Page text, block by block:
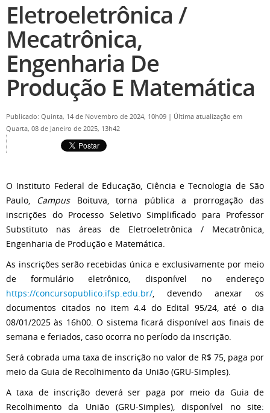
Eletroeletrônica /
Mecatrônica,
Engenharia De
Produção E Matemática
Publicado: Quinta, 14 de Novembro de 2024, 10h09 | Última atualização em
Quarta, 08 de Janeiro de 2025, 13h42
O Instituto Federal de Educação, Ciência e Tecnologia de São
Paulo, CampusBoituva, torna pública a prorrogação das
inscrições do Processo Seletivo Simplificado para Professor
Substituto nas áreas de Eletroeletrônica / Mecatrônica,
Engenharia de Produção e Matemática.
As inscrições serão recebidas única e exclusivamente por meio
de formulário eletrônico, disponível no endereço
https://concursopublico.ifsp.edu.br/, devendo anexar os
documentos citados no item 4.4 do Edital 95/24, até o dia
08/01/2025 às 16h00. O sistema ficará disponível aos finais de
semana e feriados, caso ocorra no período da inscrição.
Será cobrada uma taxa de inscrição no valor de R$ 75, paga por
meio da Guia de Recolhimento da União (GRU-Simples).
A taxa de inscrição deverá ser paga por meio da Guia de
Recolhimento da União (GRU-Simples), disponível no site: